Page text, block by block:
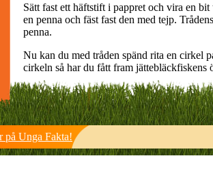
Sätt fast ett häftstift i pappret och vira en
en penna och fäst fast den med tejp.
penna.
Nu kan du med tråden spänd rita en cirkel
cirkeln så har du fått fram
på Unga Fakta!